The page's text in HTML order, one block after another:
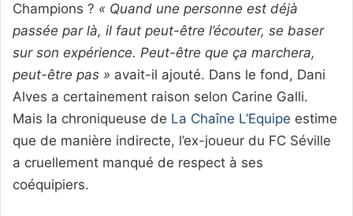
Champions ? « Quand une personne est déjà
passée par là, il faut peut-être l’écouter, se baser
sur son expérience. Peut-être que ça marchera,
peut-être pas » avait-il ajouté. Dans le fond, Dani
Alves a certainement raison selon Carine Galli.
Mais la chroniqueuse de La Chaîne L’Equipe estime
que de manière indirecte, l’ex-joueur du FC Séville
a cruellement manqué de respect à ses
coéquipiers.